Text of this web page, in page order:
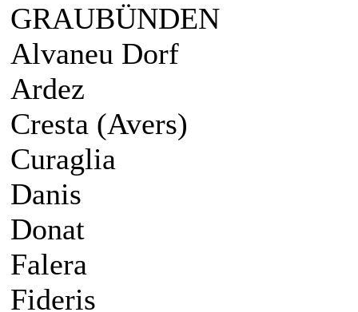
GRAUBÜNDEN
Alvaneu Dorf
Ardez
Cresta (Avers)
Curaglia
Danis
Donat
Falera
Fideris